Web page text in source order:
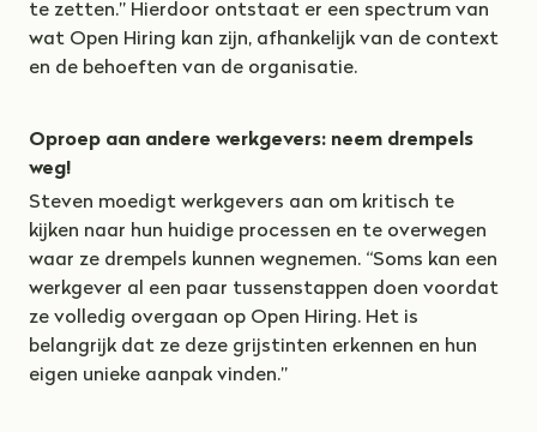
te zetten.” Hierdoor ontstaat er een spectrum van
wat Open Hiring kan zijn, afhankelijk van de context
en de behoeften van de organisatie.
Oproep aan andere werkgevers: neem drempels
weg!
Steven moedigt werkgevers aan om kritisch te
kijken naar hun huidige processen en te overwegen
waar ze drempels kunnen wegnemen. “Soms kan een
werkgever al een paar tussenstappen doen voordat
ze volledig overgaan op Open Hiring. Het is
belangrijk dat ze deze grijstinten erkennen en hun
eigen unieke aanpak vinden.”